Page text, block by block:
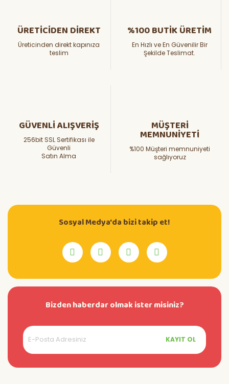
ÜRETİCİDEN DİREKT
Üreticinden direkt kapınıza
teslim
%100 BUTİK ÜRETİM
En Hızlı ve En Güvenilir Bir
Şekilde Teslimat.
GÜVENLİ ALIŞVERİŞ
256bit SSL Sertifikası ile
Güvenli
Satın Alma
MÜŞTERİ
MEMNUNİYETİ
%100 Müşteri memnuniyeti
sağlıyoruz
Sosyal Medya'da bizi takip et!
Bizden haberdar olmak ister misiniz?
KAYIT OL